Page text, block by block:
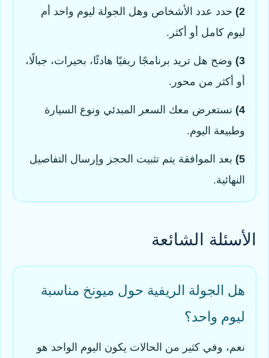
2) حدد عدد الأشخاص وهل الجولة ليوم واحد أم
ليوم كامل أو أكثر.
3) وضح هل تريد برنامجًا ريفيًا هادئًا، بحيرات، جبالًا،
أو أكثر من محور.
4) نستعرض معك السعر المبدئي ونوع السيارة
وطبيعة اليوم.
5) بعد الموافقة يتم تثبيت الحجز وإرسال التفاصيل
النهائية.
الأسئلة الشائعة
هل الجولة الريفية حول ميونخ مناسبة
ليوم واحد؟
نعم، وفي كثير من الحالات يكون اليوم الواحد هو